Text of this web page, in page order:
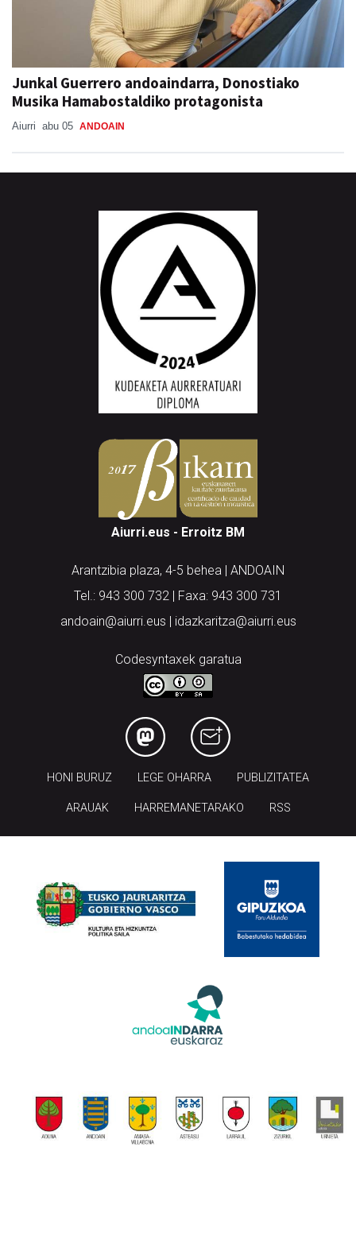
Junkal Guerrero andoaindarra, Donostiako
Musika Hamabostaldiko protagonista
Aiurri abu 05 ANDOAIN
Aiurri.eus - Erroitz BM
Arantzibia plaza, 4-5 behea | ANDOAIN
Tel.: 943 300 732 | Faxa: 943 300 731
andoain@aiurri.eus | idazkaritza@aiurri.eus
Codesyntaxek garatua
HONI BURUZ LEGE OHARRA PUBLIZITATEA
ARAUAK HARREMANETARAKO RSS